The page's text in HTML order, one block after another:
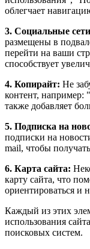
облегчает
3. Социальные
размещены в
перейти на ваши
способствует
4. Копирайт: Не
контент,
также добавляет
5. Подписка на
подписки на
mail, чтобы
6. Карта сайта:
карту сайта, что
ориентироваться
Каждый из этих
использования
поисковых систем.